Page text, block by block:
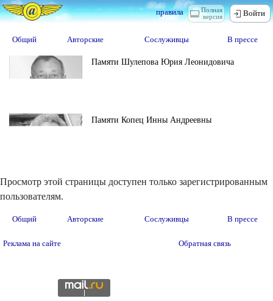
Полная
версия
правила Войти
Общий Авторские Сослуживцы В прессе
Памяти Шулепова Юрия Леонидовича
Памяти Копец Инны Андреевны
Просмотр этой страницы доступен только зарегистрированным
пользователям.
Общий Авторские Сослуживцы В прессе
Реклама на сайте Обратная связь